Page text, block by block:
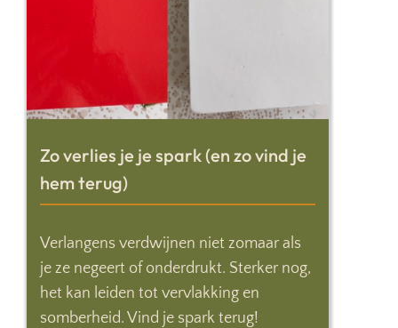
Zo verlies je je spark (en zo vind je
hem terug)
Verlangens verdwijnen niet zomaar als
je ze negeert of onderdrukt. Sterker nog,
het kan leiden tot vervlakking en
somberheid. Vind je spark terug!